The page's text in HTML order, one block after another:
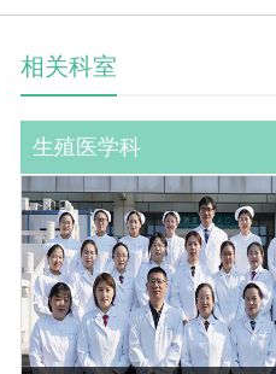
相关科室
生殖医学科